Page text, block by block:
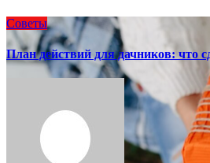
Советы
План действий для дачников: что